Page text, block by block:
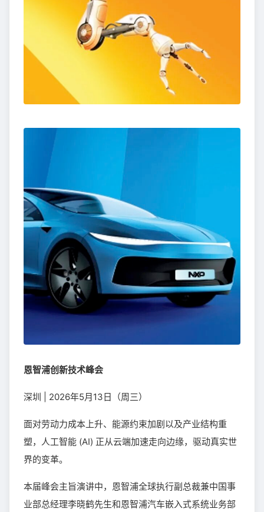
恩智浦创新技术峰会
深圳 | 2026年5月13日（周三）
面对劳动力成本上升、能源约束加剧以及产业结构重
塑，人工智能 (AI) 正从云端加速走向边缘，驱动真实世
界的变革。
本届峰会主旨演讲中，恩智浦全球执行副总裁兼中国事
业部总经理李晓鹤先生和恩智浦汽车嵌入式系统业务部